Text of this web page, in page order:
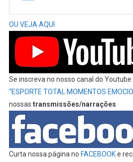
OU VEJA AQUI
Se inscreva no nosso canal do Youtube
“ESPORTE TOTAL MOMENTOS
nossas transmissões/narrações
Curta nossa página no FACEBOOKe